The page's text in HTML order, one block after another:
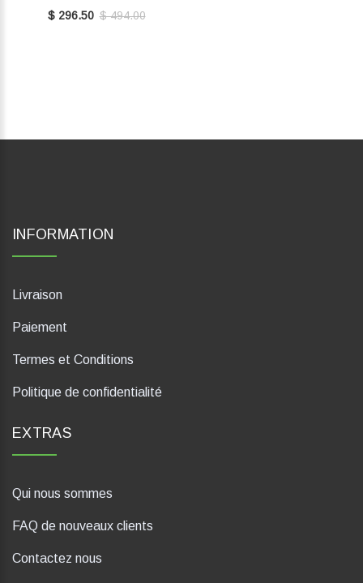
$ 296.50 $ 494.00
INFORMATION
Livraison
Paiement
Termes et Conditions
Politique de confidentialité
EXTRAS
Qui nous sommes
FAQ de nouveaux clients
Contactez nous